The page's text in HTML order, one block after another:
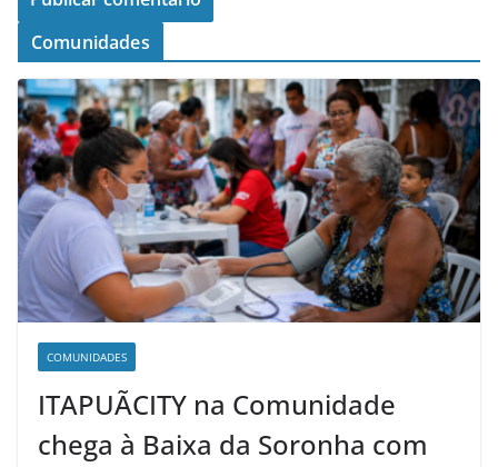
Comunidades
COMUNIDADES
ITAPUÃCITY na Comunidade
chega à Baixa da Soronha com